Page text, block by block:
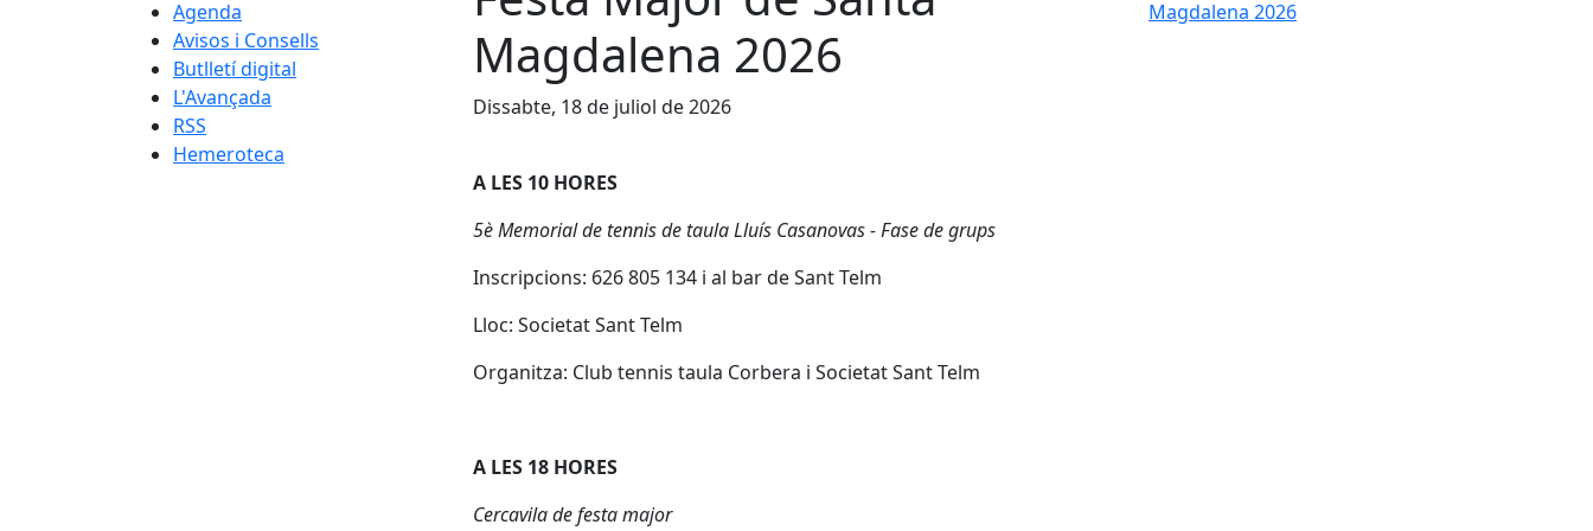
Agenda
Avisos i Consells
Butlletí digital
L'Avançada
RSS
Hemeroteca
Magdalena 2026
Dissabte, 18 de juliol de 2026
A LES 10 HORES
5è Memorial de tennis de taula Lluís Casanovas - Fase de grups
Inscripcions: 626 805 134 i al bar de Sant Telm
Lloc: Societat Sant Telm
Organitza: Club tennis taula Corbera i Societat Sant Telm
A LES 18 HORES
Cercavila de festa major